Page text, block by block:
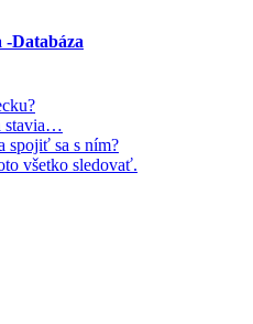
-Databáza
stavia…
spojiť sa s ním?
všetko sledovať.